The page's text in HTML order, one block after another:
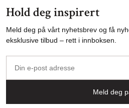
Hold deg inspirert
Meld deg på vårt nyhetsbrev og få
eksklusive tilbud – rett i innboksen.
post
Meld deg